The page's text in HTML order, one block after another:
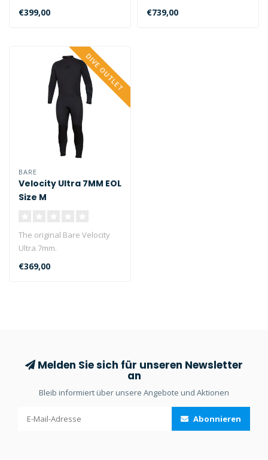
Rettungsanzug mit
Frontreißverschluss mit ..
€399,00
hellen, auffälligen Farben u..
€739,00
DIVE OUTLET
BARE
Velocity Ultra 7MM EOL
Size M
The original Bare Velocity
Ultra 7mm.
€369,00
Melden Sie sich für unseren Newsletter
an
Bleib informiert über unsere Angebote und Aktionen
Abonnieren